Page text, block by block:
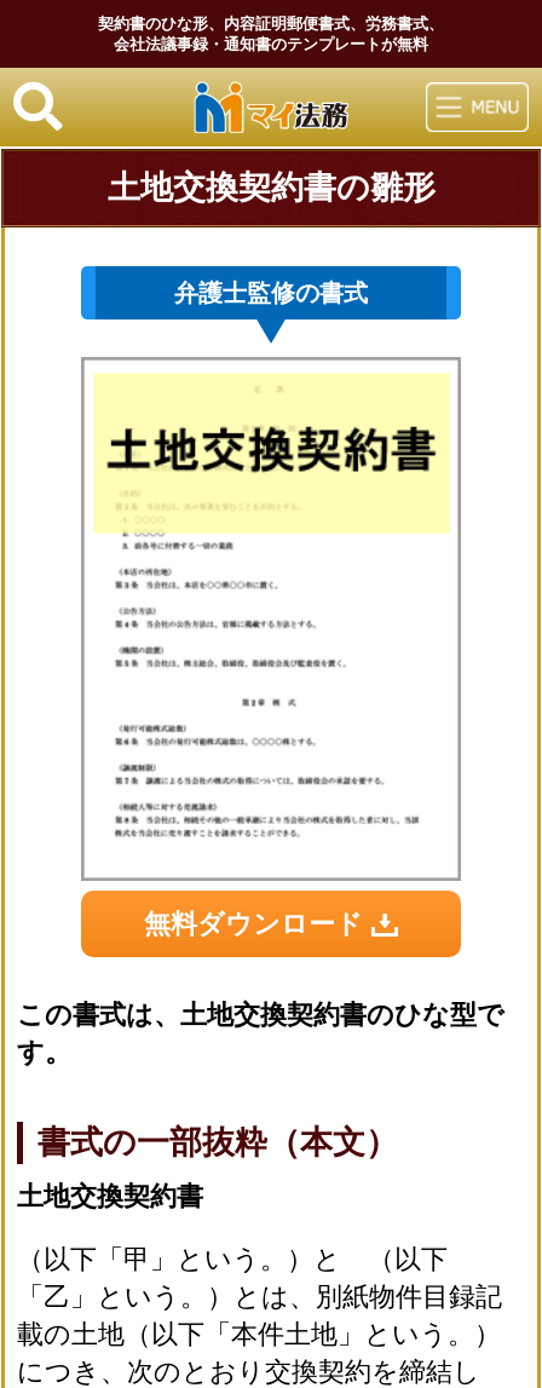
契約書のひな形、内容証明郵便書式、労務書式、
会社法議事録・通知書のテンプレートが無料
マイ法務
土地交換契約書の雛形
弁護士監修の書式
無料ダウンロード
この書式は、土地交換契約書のひな型で
す。
書式の一部抜粋（本文）
土地交換契約書
（以下「甲」という。）と （以下
「乙」という。）とは、別紙物件目録記
載の土地（以下「本件土地」という。）
につき、次のとおり交換契約を締結し